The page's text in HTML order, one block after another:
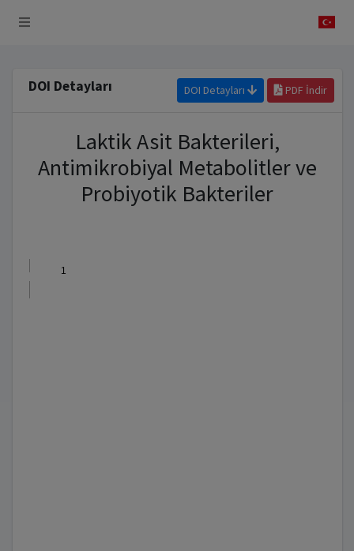
DOI Detayları DOI Detayları PDF İndir
Laktik Asit Bakterileri,
Antimikrobiyal Metabolitler ve
Probiyotik Bakteriler